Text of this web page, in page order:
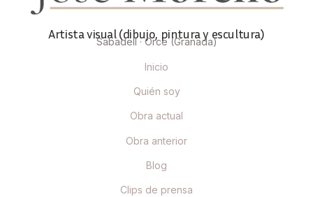
Artista visual (dibujo, pintura y escultura)
Sabadell · Orce (Granada)
Inicio
Quién soy
Obra actual
Obra anterior
Blog
Clips de prensa